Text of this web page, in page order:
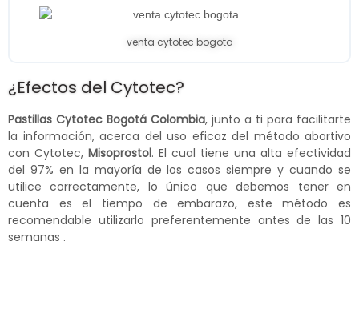
venta cytotec bogota
¿Efectos del Cytotec?
Pastillas Cytotec Bogotá Colombia, junto a ti para facilitarte
la información, acerca del uso eficaz del método abortivo
con Cytotec, Misoprostol. El cual tiene una alta efectividad
del 97% en la mayoría de los casos siempre y cuando se
utilice correctamente, lo único que debemos tener en
cuenta es el tiempo de embarazo, este método es
recomendable utilizarlo preferentemente antes de las 10
semanas .